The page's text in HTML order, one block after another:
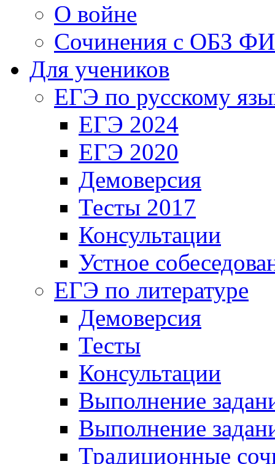
О войне
Сочинения с ОБЗ
Для учеников
ЕГЭ по русскому
ЕГЭ 2024
ЕГЭ 2020
Демоверсия
Тесты 2017
Консультации
Устное
ЕГЭ по литературе
Демоверсия
Тесты
Консультации
Выполнение
Выполнение
Традиционные